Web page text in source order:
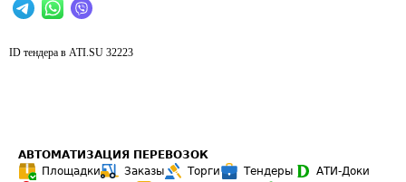
ID тендера в ATI.SU 32223
АВТОМАТИЗАЦИЯ ПЕРЕВОЗОК
Площадки
Заказы Торги Тендеры
АТИ-Доки